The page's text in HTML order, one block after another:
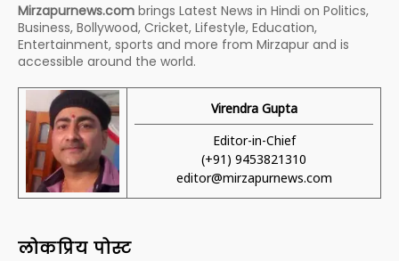
Mirzapurnews.com brings Latest News in Hindi on Politics,
Business, Bollywood, Cricket, Lifestyle, Education,
Entertainment, sports and more from Mirzapur and is
accessible around the world.
Virendra Gupta
Editor-in-Chief
(+91) 9453821310
editor@mirzapurnews.com
लोकप्रिय पोस्ट